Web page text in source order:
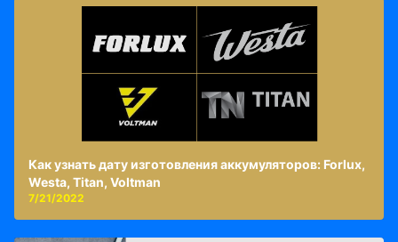
Как узнать дату изготовления аккумуляторов: Forlux,
Westa, Titan, Voltman
7/21/2022